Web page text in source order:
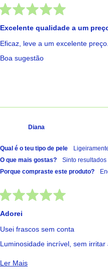
Excelente qualidade a um
Eficaz, leve a um excelente preço.
Boa sugestão
Diana
Qual é o teu tipo de pele
O que mais gostas?
Sinto resultados
Porque compraste este produto?
Adorei
Usei frascos sem conta
Luminosidade incrível, sem irritar
Ler MaisLer Mais Sobre Esta